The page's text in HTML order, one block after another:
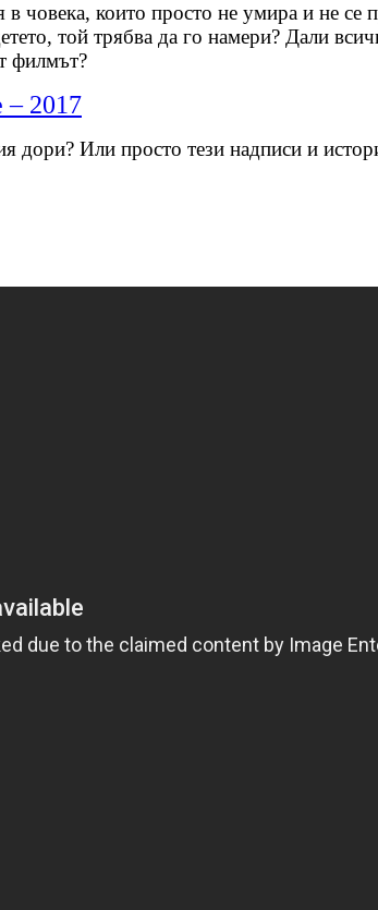
в човека, които просто не умира и не
той трябва да го намери? Дали
филмът?
– 2017
Или просто тези надписи и